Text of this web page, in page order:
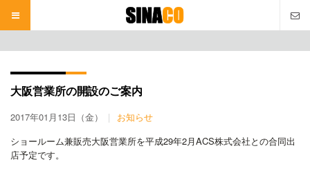
へ
大阪営業所の開設のご案内
2017年01月13日（金）
お知らせ
ショールーム兼販売大阪営業所を平成29年2月ACS株式会社との合同出
店予定です。